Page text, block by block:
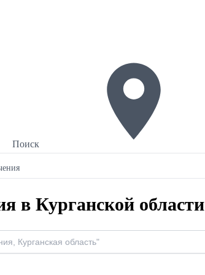
Поиск
в Курганской области